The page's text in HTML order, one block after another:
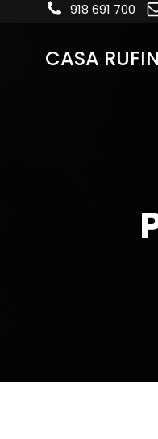
918 691 700
CASA